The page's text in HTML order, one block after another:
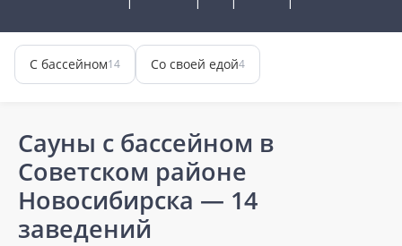
С бассейном14 Со своей едой4
Сауны с бассейном в
Советском районе
Новосибирска — 14
заведений